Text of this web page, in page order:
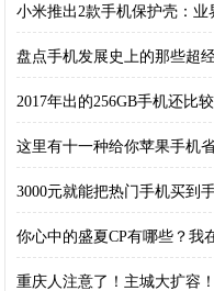
小米推出2款手机保护壳：业
盘点手机发展史上的那些超
2017年出的256GB手机还比
这里有十一种给你苹果手机
3000元就能把热门手机买到
你心中的盛夏CP有哪些？我
重庆人注意了！主城大扩容